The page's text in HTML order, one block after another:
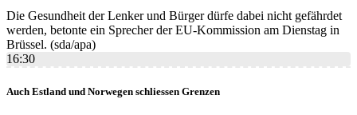
Die Gesundheit der Lenker und Bürger dürfe dabei nicht gefährdet
werden, betonte ein Sprecher der EU-Kommission am Dienstag in
Brüssel. (sda/apa)
16:30
Auch Estland und Norwegen schliessen Grenzen